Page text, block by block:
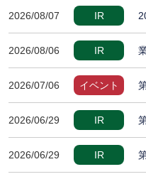
2026/08/07 IR
2026/08/06 IR
2026/07/06 イベント
2026/06/29 IR
2026/06/29 IR